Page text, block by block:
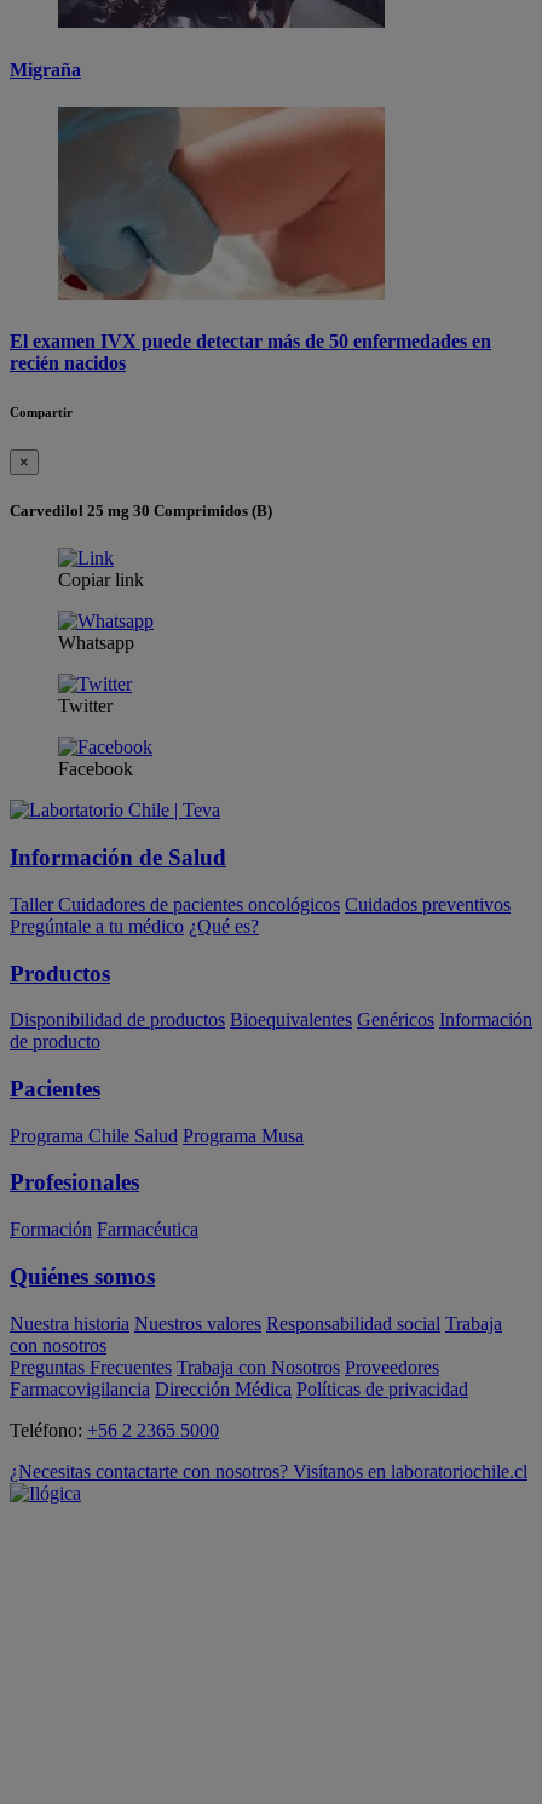
Migraña
El examen IVX puede detectar más de 50 enfermedades en
recién nacidos
Compartir
×
Carvedilol 25 mg 30 Comprimidos (B)
Copiar link
Whatsapp
Twitter
Facebook
Información de Salud
Taller Cuidadores de pacientes oncológicos Cuidados preventivos
Pregúntale a tu médico ¿Qué es?
Productos
Disponibilidad de productos Bioequivalentes Genéricos Información
de producto
Pacientes
Programa Chile Salud Programa Musa
Profesionales
Formación Farmacéutica
Quiénes somos
Nuestra historia Nuestros valores Responsabilidad social Trabaja
con nosotros
Preguntas Frecuentes Trabaja con Nosotros Proveedores
Farmacovigilancia Dirección Médica Políticas de privacidad
Teléfono: +56 2 2365 5000
¿Necesitas contactarte con nosotros? Visítanos en laboratoriochile.cl